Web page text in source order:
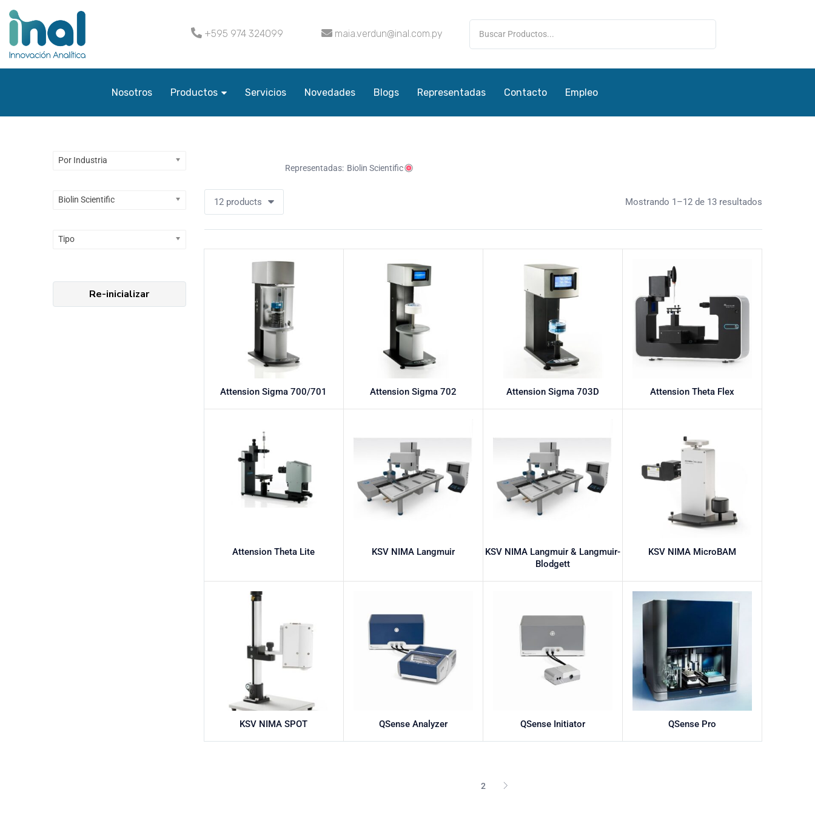
+595 974 324099 maia.verdun@inal.com.py
Nosotros Productos Servicios Novedades Blogs Representadas Contacto Empleo
Por Industria
Biolin Scientific
Tipo
Re-inicializar
Representadas: Biolin Scientific
Mostrando 1–12 de 13 resultados
12 products
Attension Sigma 700/701 Attension Sigma 702 Attension Sigma 703D Attension Theta Flex
Attension Theta Lite KSV NIMA Langmuir
KSV NIMA Langmuir & Langmuir-
Blodgett
KSV NIMA MicroBAM
KSV NIMA SPOT QSense Analyzer QSense Initiator QSense Pro
2